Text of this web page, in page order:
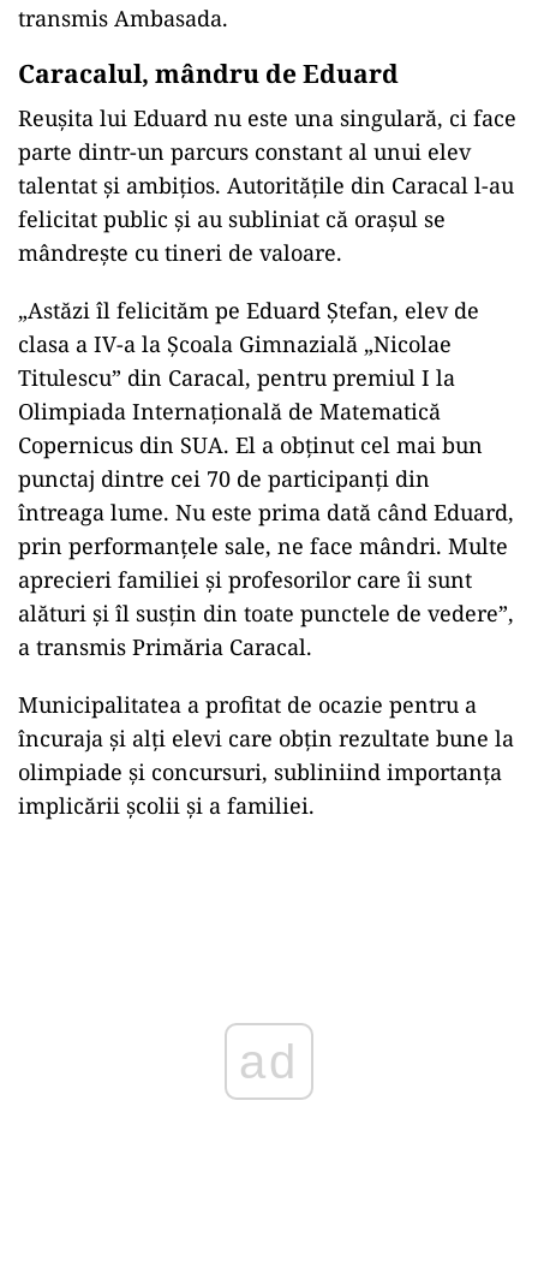
transmis Ambasada.
Caracalul, mândru de Eduard
Reușita lui Eduard nu este una singulară, ci face
parte dintr-un parcurs constant al unui elev
talentat și ambițios. Autoritățile din Caracal l-au
felicitat public și au subliniat că orașul se
mândrește cu tineri de valoare.
„Astăzi îl felicităm pe Eduard Ștefan, elev de
clasa a IV-a la Școala Gimnazială „Nicolae
Titulescu” din Caracal, pentru premiul I la
Olimpiada Internațională de Matematică
Copernicus din SUA. El a obținut cel mai bun
punctaj dintre cei 70 de participanți din
întreaga lume. Nu este prima dată când Eduard,
prin performanțele sale, ne face mândri. Multe
aprecieri familiei și profesorilor care îi sunt
alături și îl susțin din toate punctele de vedere”,
a transmis Primăria Caracal.
Municipalitatea a profitat de ocazie pentru a
încuraja și alți elevi care obțin rezultate bune la
olimpiade și concursuri, subliniind importanța
implicării școlii și a familiei.
ad